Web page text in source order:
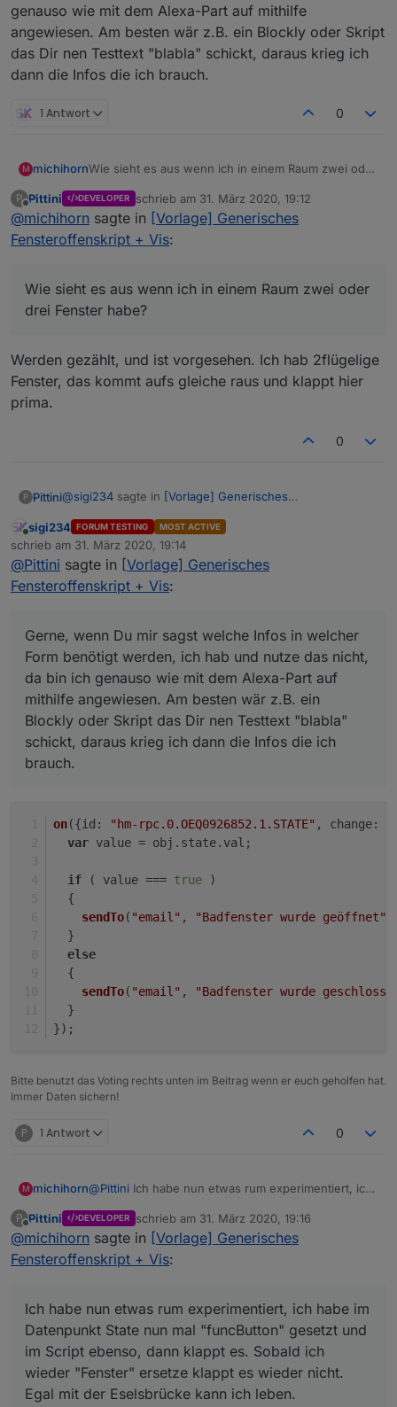
genauso wie mit dem Alexa-Part auf mithilfe
angewiesen. Am besten wär z.B. ein Blockly oder Skript
das Dir nen Testtext "blabla" schickt, daraus krieg ich
dann die Infos die ich brauch.
1 Antwort 0
M michihornWie sieht es aus wenn ich in einem Raum zwei oder
Michael
P
Offline
Pittini DEVELOPER schrieb am 31. März 2020, 19:12
zuletzt editiert von
@michihorn sagte in [Vorlage] Generisches
Fensteroffenskript + Vis:
Wie sieht es aus wenn ich in einem Raum zwei oder
drei Fenster habe?
Werden gezählt, und ist vorgesehen. Ich hab 2flügelige
Fenster, das kommt aufs gleiche raus und klappt hier
prima.
0
P Pittini@sigi234 sagte in [Vorlage] Generisches
Kannst noch die Benachrichtigung für Mail
hinzufügen?
Gerne, wenn Du mir sagst welche Infos in welcher Form
benötigt werden, ich hab und nutze das nicht, da bin ich
das Dir nen Testtext "blabla" schickt, daraus krieg ich
dann die Infos die ich brauch.
Online
sigi234 FORUM TESTING MOST ACTIVE
schrieb am 31. März 2020, 19:14
zuletzt editiert von
@Pittini sagte in [Vorlage] Generisches
Fensteroffenskript + Vis:
Gerne, wenn Du mir sagst welche Infos in welcher
Form benötigt werden, ich hab und nutze das nicht,
da bin ich genauso wie mit dem Alexa-Part auf
mithilfe angewiesen. Am besten wär z.B. ein
Blockly oder Skript das Dir nen Testtext "blabla"
schickt, daraus krieg ich dann die Infos die ich
brauch.
on({id : "hm-rpc.0.OEQ0926852.1.STATE" , change:
var value = obj. state. val ;
if ( value === true )
  {
sendTo( "email" , "Badfenster wurde geöffnet"
  }
else
  {
sendTo( "email" ,
"Badfenster wurde
  }
});
Bitte benutzt das Voting rechts unten im Beitrag wenn er euch geholfen hat.
Immer Daten sichern!
P 1 Antwort 0
M michihorn@Pittini Ich habe nun etwas rum experimentiert, ich
gesetzt und im Script ebenso, dann klappt es.
Sobald ich wieder "Fenster" ersetze klappt es
wieder nicht. Egal mit der Eselsbrücke kann ich
leben. ;-)
P
Offline
Pittini DEVELOPER schrieb am 31. März 2020, 19:16
zuletzt editiert von
@michihorn sagte in [Vorlage] Generisches
Fensteroffenskript + Vis:
Ich habe nun etwas rum experimentiert, ich habe im
Datenpunkt State nun mal "funcButton" gesetzt und
im Script ebenso, dann klappt es. Sobald ich
wieder "Fenster" ersetze klappt es wieder nicht.
Egal mit der Eselsbrücke kann ich leben.